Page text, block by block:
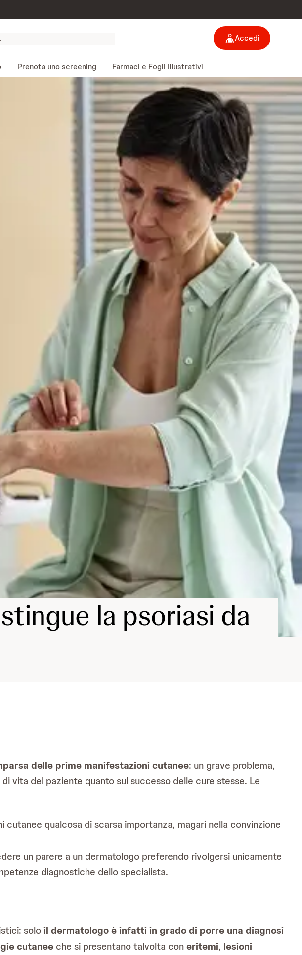
Accedi
Prenota uno screening Farmaci e Fogli Illustrativi
la psoriasi da
delle prime manifestazioni cutanee: un grave problema,
vita del paziente quanto sul successo delle cure stesse. Le
cutanee qualcosa di scarsa importanza, magari nella convinzione
un parere a un dermatologo preferendo rivolgersi unicamente
diagnostiche dello specialista.
soloil dermatologo è infatti in grado di porre una diagnosi
cutanee che si presentano talvolta coneritemi, lesioni